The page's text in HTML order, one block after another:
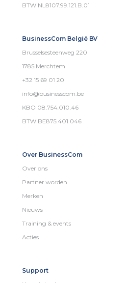
BTW NL8107.99.121.B.01
BusinessCom België BV
Brusselsesteenweg 220
1785 Merchtem
+32 15 69 01 20
info@businesscom.be
KBO 08.754.010.46
BTW BE875.401.046
Over BusinessCom
Over ons
Partner worden
Merken
Nieuws
Training & events
Acties
Support